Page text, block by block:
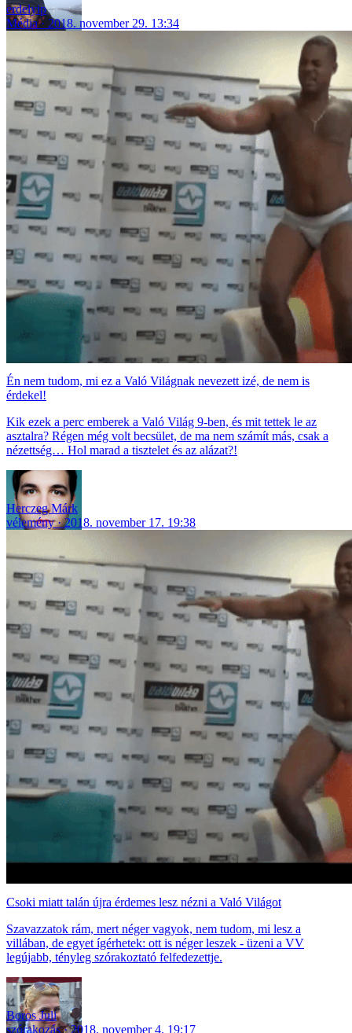
erdelyip
Média
2018. november 29. 13:34
Én nem tudom, mi ez a Való Világnak nevezett izé, de nem is
érdekel!
Kik ezek a perc emberek a Való Világ 9-ben, és mit tettek le az
asztalra? Régen még volt becsület, de ma nem számít más, csak a
nézettség… Hol marad a tisztelet és az alázat?!
Herczeg Márk
vélemény
2018. november 17. 19:38
Csoki miatt talán újra érdemes lesz nézni a Való Világot
Szavazzatok rám, mert néger vagyok, nem tudom, mi lesz a
villában, de egyet ígérhetek: ott is néger leszek - üzeni a VV
legújabb, tényleg szórakoztató felfedezettje.
Boros Juli
szórakozás
2018. november 4. 19:17